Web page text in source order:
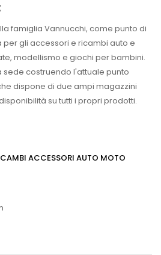
famiglia Vannucchi, come punto di
gli accessori e ricambi auto e
modellismo e giochi per bambini.
sede costruendo l'attuale punto
dispone di due ampi magazzini
su tutti i propri prodotti.
ACCESSORI AUTO MOTO